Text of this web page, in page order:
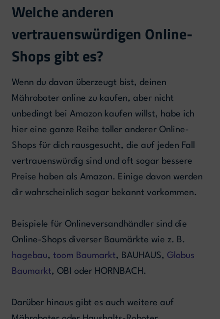
Welche anderen
vertrauenswürdigen Online-
Shops gibt es?
Wenn du davon überzeugt bist, deinen
Mähroboter online zu kaufen, aber nicht
unbedingt bei Amazon kaufen willst, habe ich
hier eine ganze Reihe toller anderer Online-
Shops für dich rausgesucht, die auf jeden Fall
vertrauenswürdig sind und oft sogar bessere
Preise haben als Amazon. Einige davon werden
dir wahrscheinlich sogar bekannt vorkommen.
Beispiele für Onlineversandhändler sind die
Online-Shops diverser Baumärkte wie z. B.
hagebau, toom Baumarkt, BAUHAUS, Globus
Baumarkt, OBI oder HORNBACH.
Darüber hinaus gibt es auch weitere auf